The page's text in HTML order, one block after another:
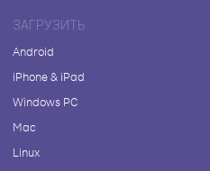
ЗАГРУЗИТЬ
Android
iPhone & iPad
Windows PC
Mac
Linux